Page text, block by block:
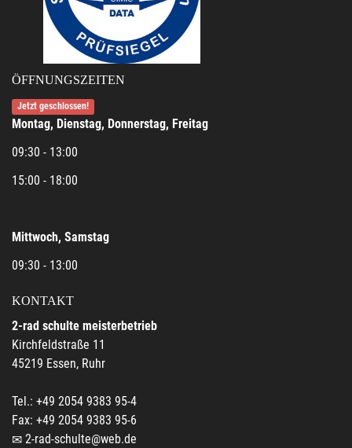
ÖFFNUNGSZEITEN
Jetzt geschlossen!
Montag, Dienstag, Donnerstag, Freitag
09:30 - 13:00
15:00 - 18:00
Mittwoch, Samstag
09:30 - 13:00
KONTAKT
2-rad schulte meisterbetrieb
Kirchfeldstraße 11
45219 Essen, Ruhr
Tel.: +49 2054 9383 95-4
Fax: +49 2054 9383 95-6
2-rad-schulte@web.de